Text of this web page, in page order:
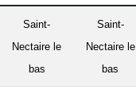
Saint-
Nectaire le
bas
Saint-
Nectaire le
bas